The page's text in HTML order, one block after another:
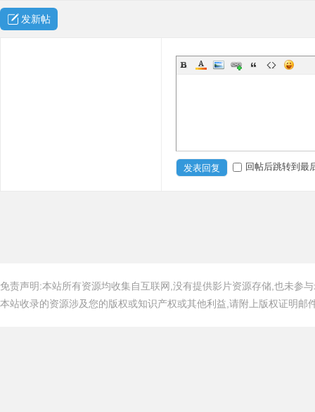
发新帖
发表回复 回帖后跳转到最
免责声明:本站所有资源均收集自互联网,没有提供影片资源存储,也未参
本站收录的资源涉及您的版权或知识产权或其他利益,请附上版权证明